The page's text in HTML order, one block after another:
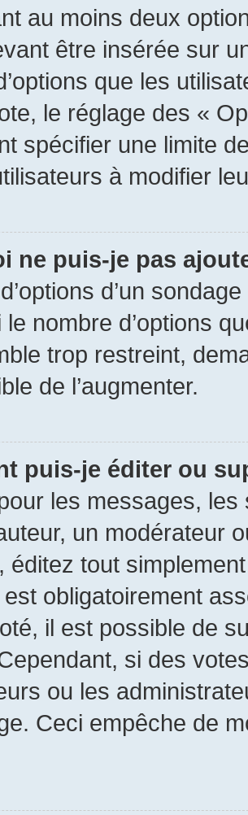
au moins deux
être insérée sur
que les
le réglage des «
spécifier une limite
à modifier
ne puis-je pas
d’un
le nombre d’options
trop restreint,
de l’augmenter.
puis-je éditer ou
les messages,
un modérateur
éditez tout
obligatoirement
il est possible de
si des
ou les
Ceci empêche de